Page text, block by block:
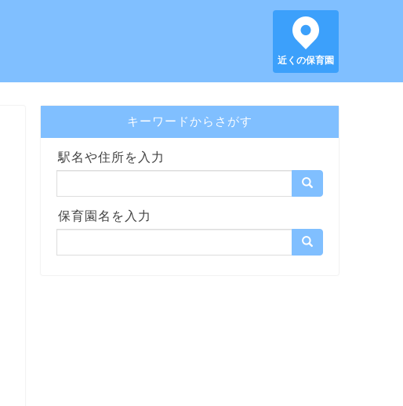
近くの保育園
キーワードからさがす
駅名や住所を入力
保育園名を入力